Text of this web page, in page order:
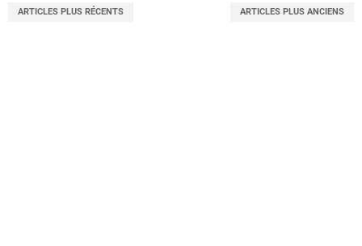
ARTICLES PLUS RÉCENTS ARTICLES PLUS ANCIENS